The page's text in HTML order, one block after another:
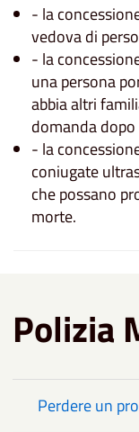
- la
vedova di
- la
una persona
abbia altri
domanda
- la
coniugate
che possano
morte.
Polizia
Perdere un